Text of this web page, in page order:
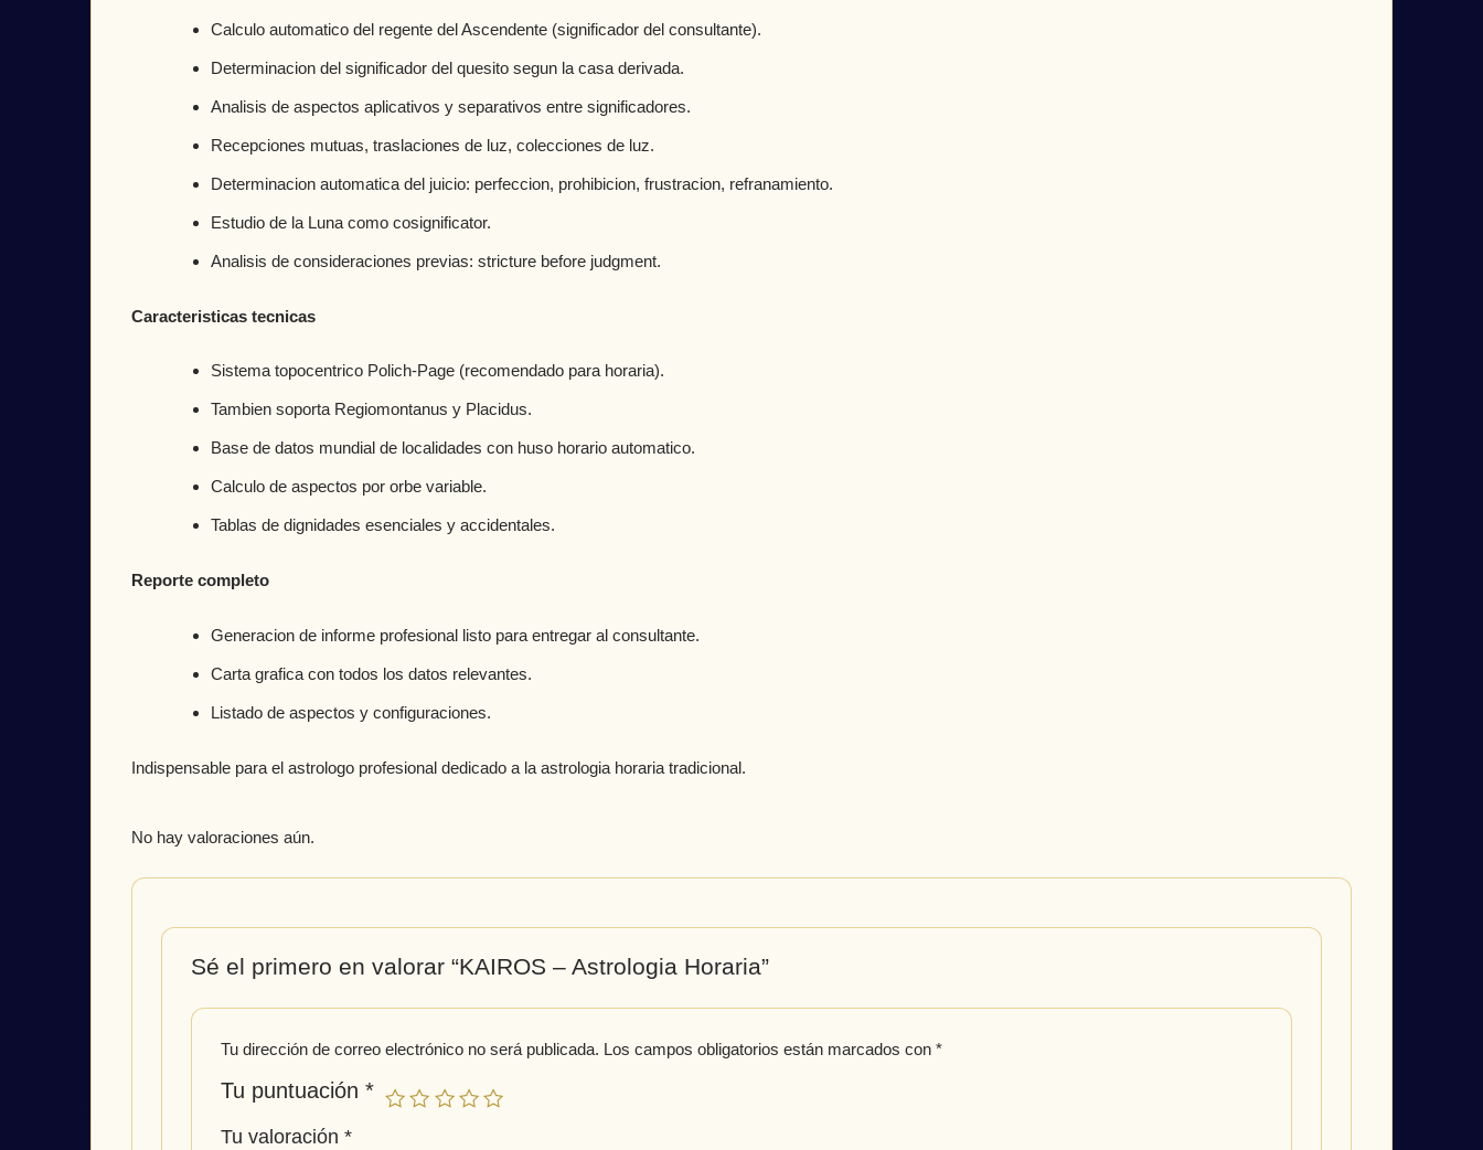
Calculo automatico del regente del Ascendente (significador del consultante).
Determinacion del significador del quesito segun la casa derivada.
Analisis de aspectos aplicativos y separativos entre significadores.
Recepciones mutuas, traslaciones de luz, colecciones de luz.
Determinacion automatica del juicio: perfeccion, prohibicion, frustracion, refranamiento.
Estudio de la Luna como cosignificator.
Analisis de consideraciones previas: stricture before judgment.
Caracteristicas tecnicas
Sistema topocentrico Polich-Page (recomendado para horaria).
Tambien soporta Regiomontanus y Placidus.
Base de datos mundial de localidades con huso horario automatico.
Calculo de aspectos por orbe variable.
Tablas de dignidades esenciales y accidentales.
Reporte completo
Generacion de informe profesional listo para entregar al consultante.
Carta grafica con todos los datos relevantes.
Listado de aspectos y configuraciones.
Indispensable para el astrologo profesional dedicado a la astrologia horaria tradicional.
No hay valoraciones aún.
Sé el primero en valorar “KAIROS – Astrologia Horaria”
Tu dirección de correo electrónico no será publicada. Los campos obligatorios están marcados con *
Tu puntuación *
Tu valoración *